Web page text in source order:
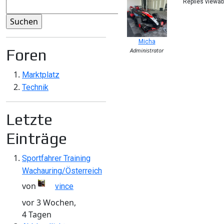
Foren
Marktplatz
Technik
Letzte
Einträge
Sportfahrer Training
Wachauring/Österreich
von vince
vor 3 Wochen,
4 Tagen
Micha
Administrator
Replies